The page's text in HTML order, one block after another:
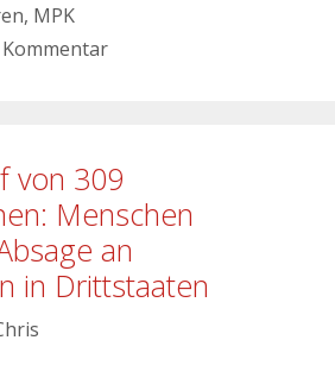
, MPK
von 309
Menschen
an
in Drittstaaten